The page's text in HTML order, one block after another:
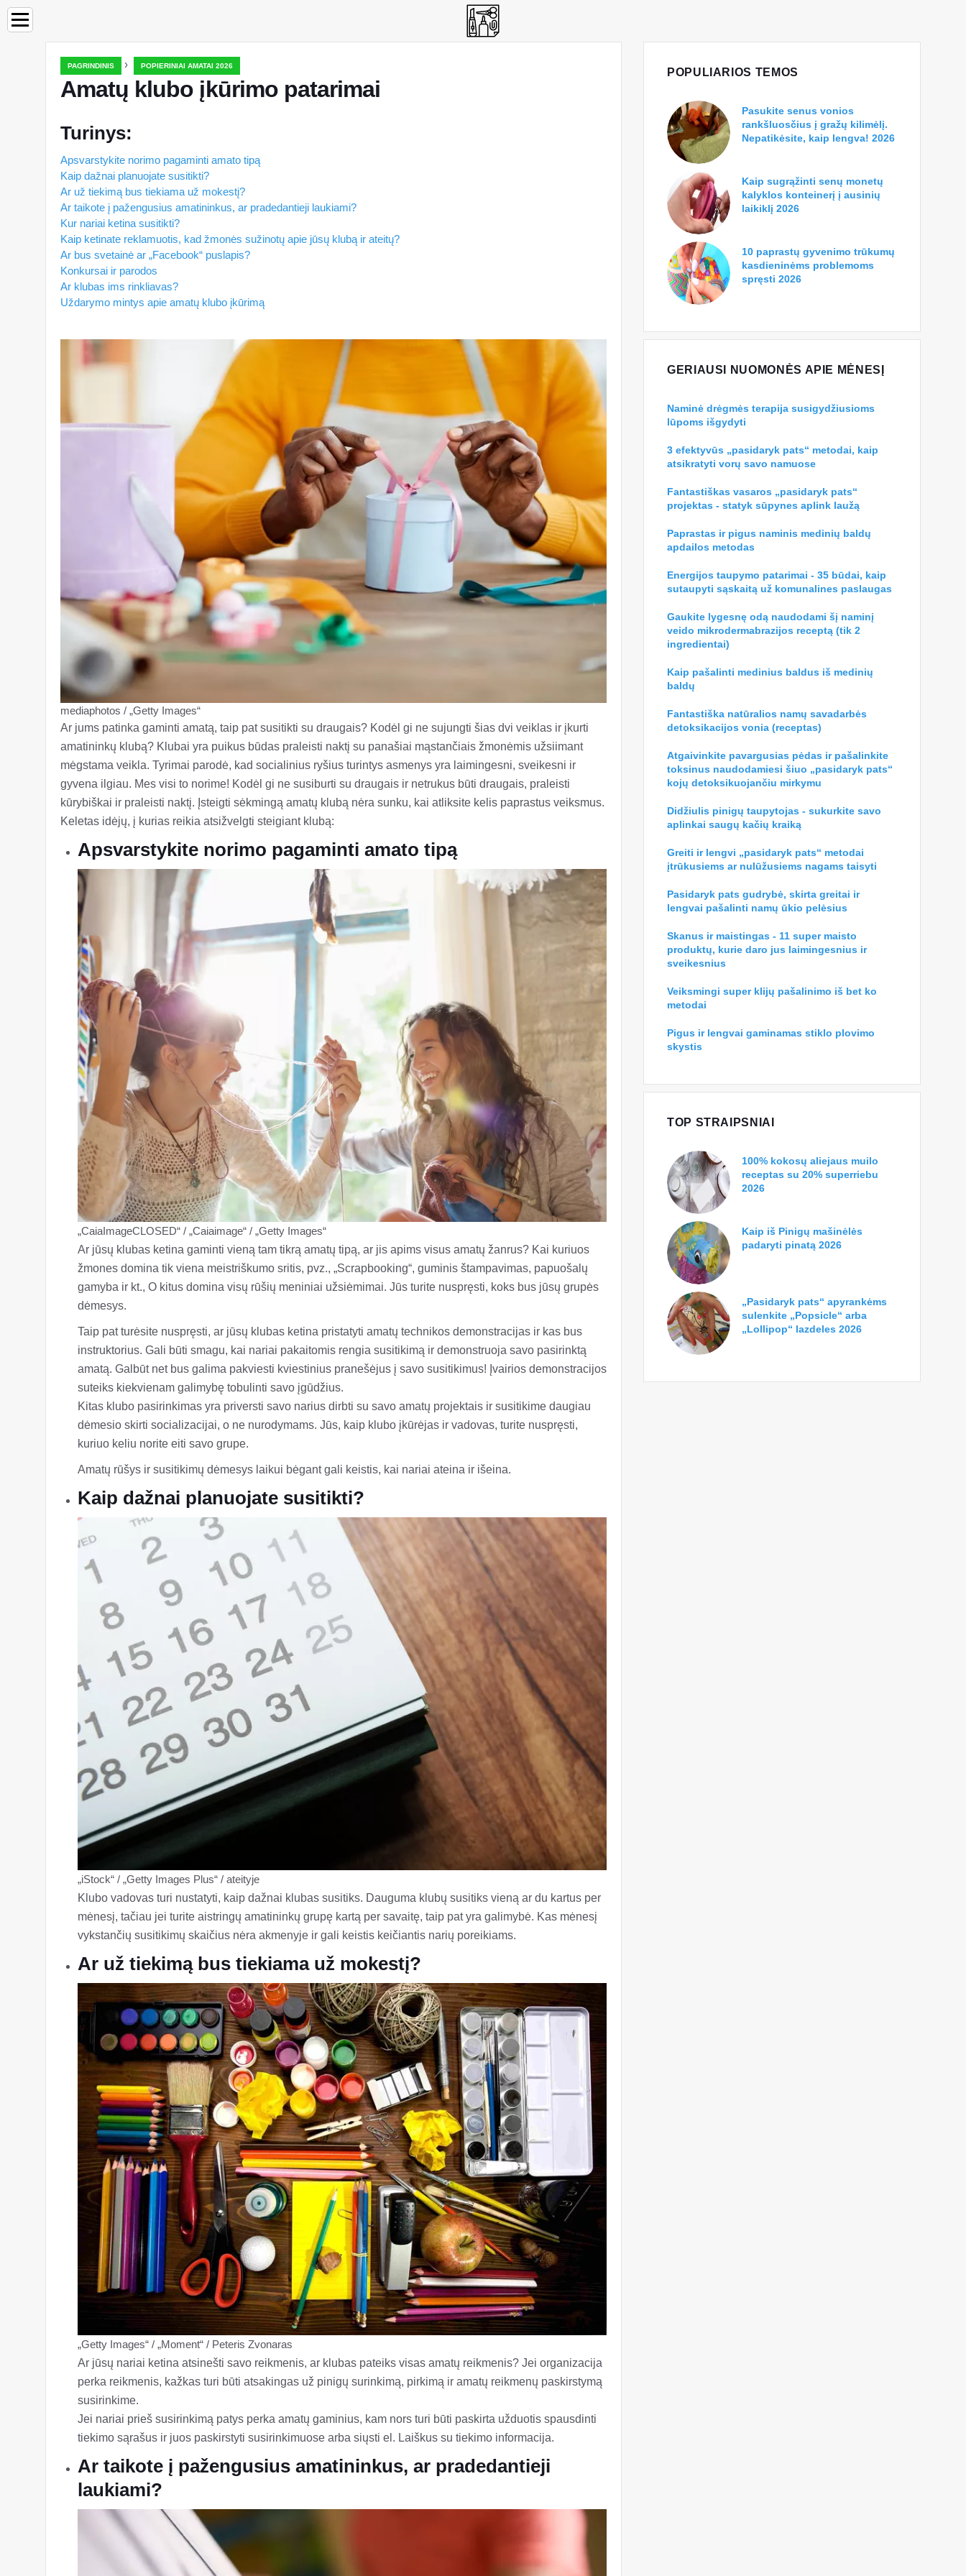
PAGRINDINIS › POPIERINIAI AMATAI 2026
Amatų klubo įkūrimo patarimai
Turinys:
Apsvarstykite norimo pagaminti amato tipą
Kaip dažnai planuojate susitikti?
Ar už tiekimą bus tiekiama už mokestį?
Ar taikote į pažengusius amatininkus, ar pradedantieji laukiami?
Kur nariai ketina susitikti?
Kaip ketinate reklamuotis, kad žmonės sužinotų apie jūsų klubą ir ateitų?
Ar bus svetainė ar „Facebook“ puslapis?
Konkursai ir parodos
Ar klubas ims rinkliavas?
Uždarymo mintys apie amatų klubo įkūrimą
mediaphotos / „Getty Images“
Ar jums patinka gaminti amatą, taip pat susitikti su draugais? Kodėl gi ne sujungti šias dvi veiklas ir įkurti
amatininkų klubą? Klubai yra puikus būdas praleisti naktį su panašiai mąstančiais žmonėmis užsiimant
mėgstama veikla. Tyrimai parodė, kad socialinius ryšius turintys asmenys yra laimingesni, sveikesni ir
gyvena ilgiau. Mes visi to norime! Kodėl gi ne susiburti su draugais ir netrukus būti draugais, praleisti
kūrybiškai ir praleisti naktį. Įsteigti sėkmingą amatų klubą nėra sunku, kai atliksite kelis paprastus veiksmus.
Keletas idėjų, į kurias reikia atsižvelgti steigiant klubą:
Apsvarstykite norimo pagaminti amato tipą
„CaiaImageCLOSED“ / „Caiaimage“ / „Getty Images“
Ar jūsų klubas ketina gaminti vieną tam tikrą amatų tipą, ar jis apims visus amatų žanrus? Kai kuriuos
žmones domina tik viena meistriškumo sritis, pvz., „Scrapbooking“, guminis štampavimas, papuošalų
gamyba ir kt., O kitus domina visų rūšių meniniai užsiėmimai. Jūs turite nuspręsti, koks bus jūsų grupės
dėmesys.
Taip pat turėsite nuspręsti, ar jūsų klubas ketina pristatyti amatų technikos demonstracijas ir kas bus
instruktorius. Gali būti smagu, kai nariai pakaitomis rengia susitikimą ir demonstruoja savo pasirinktą
amatą. Galbūt net bus galima pakviesti kviestinius pranešėjus į savo susitikimus! Įvairios demonstracijos
suteiks kiekvienam galimybę tobulinti savo įgūdžius.
Kitas klubo pasirinkimas yra priversti savo narius dirbti su savo amatų projektais ir susitikime daugiau
dėmesio skirti socializacijai, o ne nurodymams. Jūs, kaip klubo įkūrėjas ir vadovas, turite nuspręsti,
kuriuo keliu norite eiti savo grupe.
Amatų rūšys ir susitikimų dėmesys laikui bėgant gali keistis, kai nariai ateina ir išeina.
Kaip dažnai planuojate susitikti?
„iStock“ / „Getty Images Plus“ / ateityje
Klubo vadovas turi nustatyti, kaip dažnai klubas susitiks. Dauguma klubų susitiks vieną ar du kartus per
mėnesį, tačiau jei turite aistringų amatininkų grupę kartą per savaitę, taip pat yra galimybė. Kas mėnesį
vykstančių susitikimų skaičius nėra akmenyje ir gali keistis keičiantis narių poreikiams.
Ar už tiekimą bus tiekiama už mokestį?
„Getty Images“ / „Moment“ / Peteris Zvonaras
Ar jūsų nariai ketina atsinešti savo reikmenis, ar klubas pateiks visas amatų reikmenis? Jei organizacija
perka reikmenis, kažkas turi būti atsakingas už pinigų surinkimą, pirkimą ir amatų reikmenų paskirstymą
susirinkime.
Jei nariai prieš susirinkimą patys perka amatų gaminius, kam nors turi būti paskirta užduotis spausdinti
tiekimo sąrašus ir juos paskirstyti susirinkimuose arba siųsti el. Laiškus su tiekimo informacija.
Ar taikote į pažengusius amatininkus, ar pradedantieji
laukiami?
POPULIARIOS TEMOS
Pasukite senus vonios
rankšluosčius į gražų kilimėlį.
Nepatikėsite, kaip lengva! 2026
Kaip sugrąžinti senų monetų
kalyklos konteinerį į ausinių
laikiklį 2026
10 paprastų gyvenimo trūkumų
kasdieninėms problemoms
spręsti 2026
GERIAUSI NUOMONĖS APIE MĖNESĮ
Naminė drėgmės terapija susigydžiusioms
lūpoms išgydyti
3 efektyvūs „pasidaryk pats“ metodai, kaip
atsikratyti vorų savo namuose
Fantastiškas vasaros „pasidaryk pats“
projektas - statyk sūpynes aplink laužą
Paprastas ir pigus naminis medinių baldų
apdailos metodas
Energijos taupymo patarimai - 35 būdai, kaip
sutaupyti sąskaitą už komunalines paslaugas
Gaukite lygesnę odą naudodami šį naminį
veido mikrodermabrazijos receptą (tik 2
ingredientai)
Kaip pašalinti medinius baldus iš medinių
baldų
Fantastiška natūralios namų savadarbės
detoksikacijos vonia (receptas)
Atgaivinkite pavargusias pėdas ir pašalinkite
toksinus naudodamiesi šiuo „pasidaryk pats“
kojų detoksikuojančiu mirkymu
Didžiulis pinigų taupytojas - sukurkite savo
aplinkai saugų kačių kraiką
Greiti ir lengvi „pasidaryk pats“ metodai
įtrūkusiems ar nulūžusiems nagams taisyti
Pasidaryk pats gudrybė, skirta greitai ir
lengvai pašalinti namų ūkio pelėsius
Skanus ir maistingas - 11 super maisto
produktų, kurie daro jus laimingesnius ir
sveikesnius
Veiksmingi super klijų pašalinimo iš bet ko
metodai
Pigus ir lengvai gaminamas stiklo plovimo
skystis
TOP STRAIPSNIAI
100% kokosų aliejaus muilo
receptas su 20% superriebu
2026
Kaip iš Pinigų mašinėlės
padaryti pinatą 2026
„Pasidaryk pats“ apyrankėms
sulenkite „Popsicle“ arba
„Lollipop“ lazdeles 2026